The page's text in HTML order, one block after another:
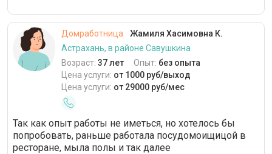
Домработница
Жамиля Хасимовна К.
Астрахань, в районе Савушкина
Возраст: 37 лет Опыт: без опыта
Цена услуги: от 1000 руб/выход
Цена услуги: от 29000 руб/мес
Так как опыт работы не иметься, но хотелось бы
попробовать, раньше работала посудомоищицой в
ресторане, мыла полы и так далее